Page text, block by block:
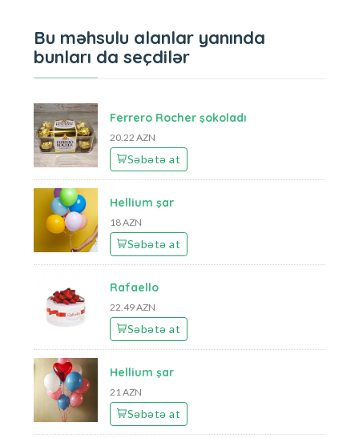
Bu məhsulu alanlar yanında
bunları da seçdilər
Ferrero Rocher şokoladı
20.22 AZN
Səbətə at
Hellium şar
18 AZN
Səbətə at
Rafaello
22.49 AZN
Səbətə at
Hellium şar
21 AZN
Səbətə at